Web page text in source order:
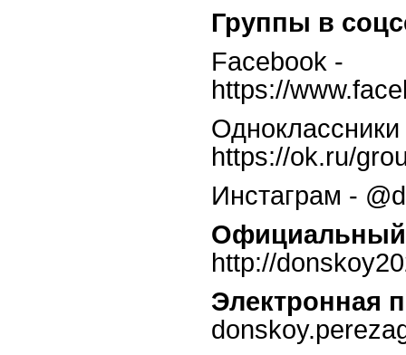
Группы в
Facebook -
https://
Одноклассники
https://ok.ru/
Инстаграм -
Официальный
http://
Электронная